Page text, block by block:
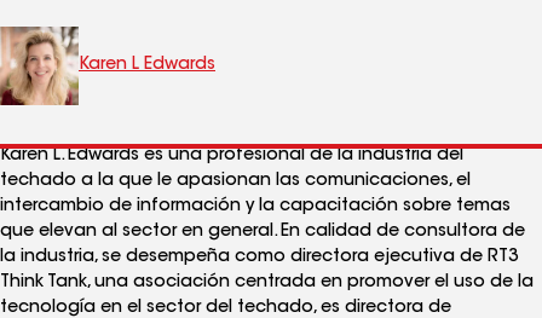
Karen L Edwards
Karen L. Edwards es una profesional de la industria del
techado a la que le apasionan las comunicaciones, el
intercambio de información y la capacitación sobre temas
que elevan al sector en general. En calidad de consultora de
la industria, se desempeña como directora ejecutiva de RT3
Think Tank, una asociación centrada en promover el uso de la
tecnología en el sector del techado, es directora de